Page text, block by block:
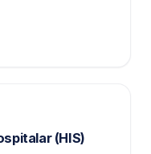
(HIS)